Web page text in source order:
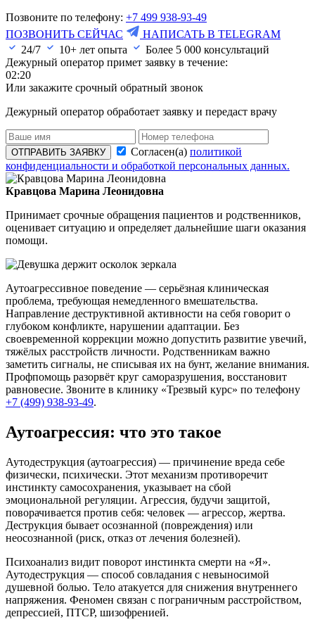
Позвоните по телефону: +7 499 938-93-49
ПОЗВОНИТЬ СЕЙЧАС
НАПИСАТЬ В TELEGRAM
24/7
10+ лет опыта Более 5 000 консультаций
Дежурный оператор примет заявку в течение:
02:20
Или закажите срочный обратный звонок
Дежурный оператор обработает заявку и передаст врачу
ОТПРАВИТЬ ЗАЯВКУ Согласен(а) политикой
конфиденциальности и обработкой персональных данных.
Кравцова Марина Леонидовна
Принимает срочные обращения пациентов и родственников,
оценивает ситуацию и определяет дальнейшие шаги оказания
помощи.
Аутоагрессивное поведение — серьёзная клиническая
проблема, требующая немедленного вмешательства.
Направление деструктивной активности на себя говорит о
глубоком конфликте, нарушении адаптации. Без
своевременной коррекции можно допустить развитие увечий,
тяжёлых расстройств личности. Родственникам важно
заметить сигналы, не списывая их на бунт, желание внимания.
Профпомощь разорвёт круг саморазрушения, восстановит
равновесие. Звоните в клинику «Трезвый курс» по телефону
+7 (499) 938-93-49.
Аутоагрессия: что это такое
Аутодеструкция (аутоагрессия) — причинение вреда себе
физически, психически. Этот механизм противоречит
инстинкту самосохранения, указывает на сбой
эмоциональной регуляции. Агрессия, будучи защитой,
поворачивается против себя: человек — агрессор, жертва.
Деструкция бывает осознанной (повреждения) или
неосознанной (риск, отказ от лечения болезней).
Психоанализ видит поворот инстинкта смерти на «Я».
Аутодеструкция — способ совладания с невыносимой
душевной болью. Тело атакуется для снижения внутреннего
напряжения. Феномен связан с пограничным расстройством,
депрессией, ПТСР, шизофренией.